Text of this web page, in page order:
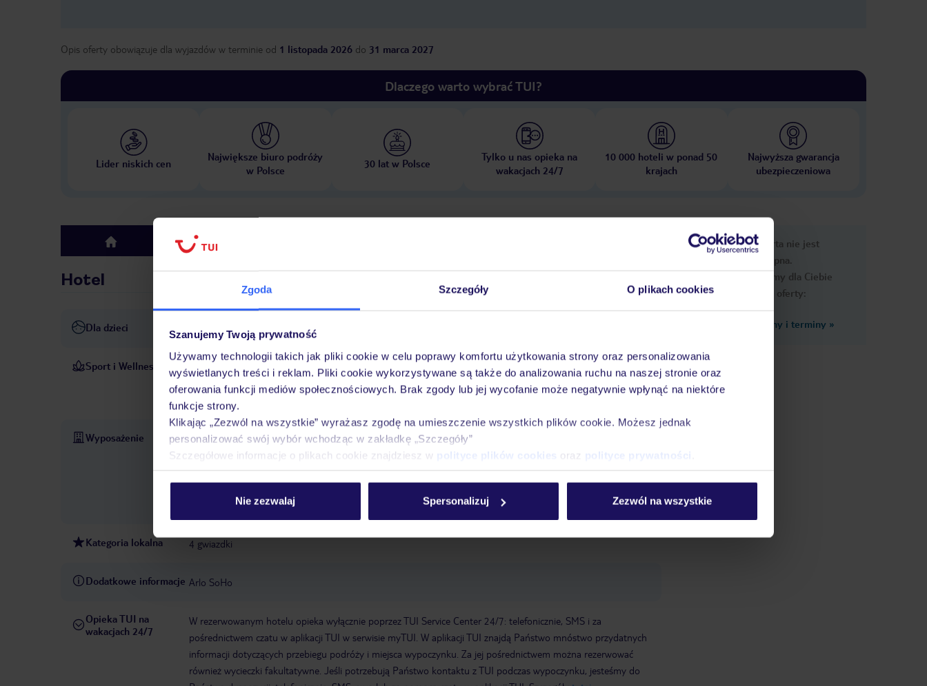
Zgoda Szczegóły O plikach cookies
Szanujemy Twoją prywatność
Używamy technologii takich jak pliki cookie w celu poprawy komfortu użytkowania strony oraz personalizowania
wyświetlanych treści i reklam. Pliki cookie wykorzystywane są także do analizowania ruchu na naszej stronie oraz
oferowania funkcji mediów społecznościowych. Brak zgody lub jej wycofanie może negatywnie wpłynąć na niektóre
funkcje strony.
Klikając „Zezwól na wszystkie” wyrażasz zgodę na umieszczenie wszystkich plików cookie. Możesz jednak
personalizować swój wybór wchodząc w zakładkę „Szczegóły”
Szczegółowe informacje o plikach cookie znajdziesz w polityce plików cookies oraz polityce prywatności
Nie zezwalaj Spersonalizuj Zezwól na wszystkie
Opis oferty obowiązuje dla wyjazdów w terminie od 1 listopada 2026 do 31 marca 2027
Dlaczego warto wybrać TUI?
Lider niskich cen
Największe biuro podróży
w Polsce
30 lat w Polsce
Tylko u nas opieka na
wakacjach 24/7
10 000 hoteli w ponad 50
krajach
Najwyższa gwarancja
ubezpieczeniowa
top Hotel
Hotel
Dla dzieci Pokój zabaw
Sport i Wellness
Taras słoneczny zachęca Gości do odpoczynku. Dostępne są rozmaite atrakcje, w tym jazda na
rowerze/kolarstwo górskie, siłownia, gimnastyka, aerobik, spa i solarium. Dostępny jest również program
rozrywkowy i muzyka na żywo.
Wyposażenie Otwarcie hotelu: 2016 Recepcja, sejf hotelowy: bez opłaty Winda
market
Internet: WLAN/WiFi, w miejscach publicznych: za opłatą
Metody płatności: TUI Card / VISA,
MasterCard, American Express, Diners
Udogodnienia parkingowe: Parking (w zależności od dostępności),
Pokoje: 325
Kategoria lokalna 4 gwiazdki
Dodatkowe informacje Arlo SoHo
Opieka TUI na
wakacjach 24/7
W rezerwowanym hotelu opieka wyłącznie poprzez TUI Service Center 24/7: telefonicznie, SMS i za
pośrednictwem czatu w aplikacji TUI w serwisie myTUI. W aplikacji TUI znajdą Państwo mnóstwo przydatnych
informacji dotyczących przebiegu podróży i miejsca wypoczynku. Za jej pośrednictwem można rezerwować
również wycieczki fakultatywne. Jeśli potrzebują Państwo kontaktu z TUI podczas wypoczynku, jesteśmy do
Ups, ta oferta nie jest
dostępna.
Przygotowaliśmy dla Ciebie
podobne oferty:
Zobacz inne ceny i terminy »